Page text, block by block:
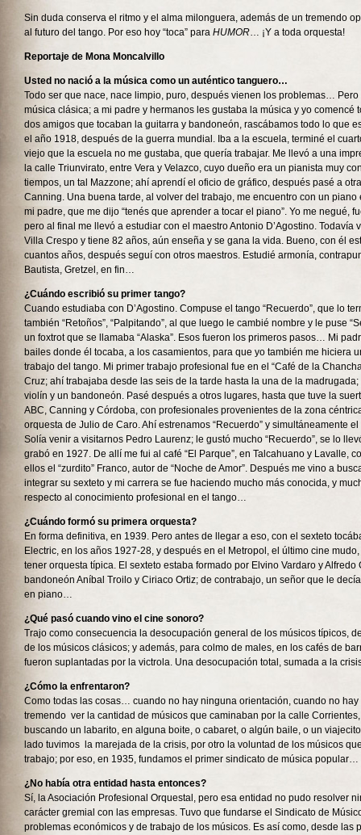
Sin duda conserva el ritmo y el alma milonguera, además de un tremendo
al futuro del tango. Por eso hoy “toca” para HUMOR… ¡Y a toda orquesta!
Reportaje de Mona Moncalvillo
Usted no nació a la música como un auténtico tanguero…
Todo ser que nace, nace limpio, puro, después vienen los problemas… Pero
música clásica; a mi padre y hermanos les gustaba la música y yo comencé
dos amigos que tocaban la guitarra y bandoneón, rascábamos todo lo que
el año 1918, después de la guerra mundial. Iba a la escuela, terminé el
viejo que la escuela no me gustaba, que quería trabajar. Me llevó a una
la calle Triunvirato, entre Vera y Velazco, cuyo dueño era un pianista muy
tiempos, un tal Mazzone; ahí aprendí el oficio de gráfico, después pasé a
Canning. Una buena tarde, al volver del trabajo, me encuentro con un piano
mi padre, que me dijo “tenés que aprender a tocar el piano”. Yo me negué,
pero al final me llevó a estudiar con el maestro Antonio D’Agostino. Todavía
Villa Crespo y tiene 82 años, aún enseña y se gana la vida. Bueno, con él
cuantos años, después seguí con otros maestros. Estudié armonía,
Bautista, Gretzel, en fin…
¿Cuándo escribió su primer tango?
Cuando estudiaba con D’Agostino. Compuse el tango “Recuerdo”, que lo
también “Retoños”, “Palpitando”, al que luego le cambié nombre y le puse
un foxtrot que se llamaba “Alaska”. Esos fueron los primeros pasos… Mi
bailes donde él tocaba, a los casamientos, para que yo también me hiciera
trabajo del tango. Mi primer trabajo profesional fue en el “Café de la
Cruz; ahí trabajaba desde las seis de la tarde hasta la una de la
violín y un bandoneón. Pasé después a otros lugares, hasta que tuve la
ABC, Canning y Córdoba, con profesionales provenientes de la zona
orquesta de Julio de Caro. Ahí estrenamos “Recuerdo” y simultáneamente el
Solía venir a visitarnos Pedro Laurenz; le gustó mucho “Recuerdo”, se lo
grabó en 1927. De allí me fui al café “El Parque”, en Talcahuano y Lavalle,
ellos el “zurdito” Franco, autor de “Noche de Amor”. Después me vino a
integrar su sexteto y mi carrera se fue haciendo mucho más conocida, y
respecto al conocimiento profesional en el tango…
¿Cuándo formó su primera orquesta?
En forma definitiva, en 1939. Pero antes de llegar a eso, con el sexteto
Electric, en los años 1927-28, y después en el Metropol, el último cine
tener orquesta típica. El sexteto estaba formado por Elvino Vardaro y Alfredo
bandoneón Aníbal Troilo y Ciriaco Ortiz; de contrabajo, un señor que le
en piano…
¿Qué pasó cuando vino el cine sonoro?
Trajo como consecuencia la desocupación general de los músicos típicos,
de los músicos clásicos; y además, para colmo de males, en los cafés de
fueron suplantadas por la victrola. Una desocupación total, sumada a la
¿Cómo la enfrentaron?
Como todas las cosas… cuando no hay ninguna orientación, cuando no hay
tremendo ver la cantidad de músicos que caminaban por la calle
buscando un labarito, en alguna boite, o cabaret, o algún baile, o un
lado tuvimos la marejada de la crisis, por otro la voluntad de los músicos
trabajo; por eso, en 1935, fundamos el primer sindicato de música popular…
¿No había otra entidad hasta entonces?
Sí, la Asociación Profesional Orquestal, pero esa entidad no pudo resolver
carácter gremial con las empresas. Tuvo que fundarse el Sindicato de
problemas económicos y de trabajo de los músicos. Es así como, desde las